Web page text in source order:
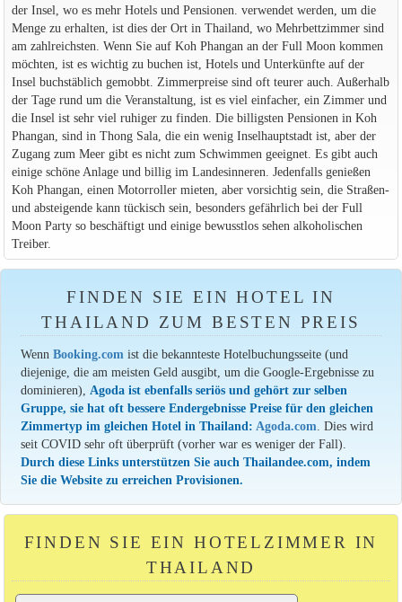
der Insel, wo es mehr Hotels und Pensionen. verwendet werden, um die
Menge zu erhalten, ist dies der Ort in Thailand, wo Mehrbettzimmer sind
am zahlreichsten. Wenn Sie auf Koh Phangan an der Full Moon kommen
möchten, ist es wichtig zu buchen ist, Hotels und Unterkünfte auf der
Insel buchstäblich gemobbt. Zimmerpreise sind oft teurer auch. Außerhalb
der Tage rund um die Veranstaltung, ist es viel einfacher, ein Zimmer und
die Insel ist sehr viel ruhiger zu finden. Die billigsten Pensionen in Koh
Phangan, sind in Thong Sala, die ein wenig Inselhauptstadt ist, aber der
Zugang zum Meer gibt es nicht zum Schwimmen geeignet. Es gibt auch
einige schöne Anlage und billig im Landesinneren. Jedenfalls genießen
Koh Phangan, einen Motorroller mieten, aber vorsichtig sein, die Straßen-
und absteigende kann tückisch sein, besonders gefährlich bei der Full
Moon Party so beschäftigt und einige bewusstlos sehen alkoholischen
Treiber.
FINDEN SIE EIN HOTEL IN
THAILAND ZUM BESTEN PREIS
WennBooking.comist die bekannteste Hotelbuchungsseite (und
diejenige, die am meisten Geld ausgibt, um die Google-Ergebnisse zu
dominieren), Agoda ist ebenfalls seriös und gehört zur selben
Gruppe, sie hat oft bessere Endergebnisse Preise für den gleichen
Zimmertyp im gleichen Hotel in Thailand: Agoda.com . Dies wird
seit COVID sehr oft überprüft (vorher war es weniger der Fall).
Durch diese Links unterstützen Sie auch Thailandee.com, indem
Sie die Website zu erreichen Provisionen.
FINDEN SIE EIN HOTELZIMMER IN
THAILAND